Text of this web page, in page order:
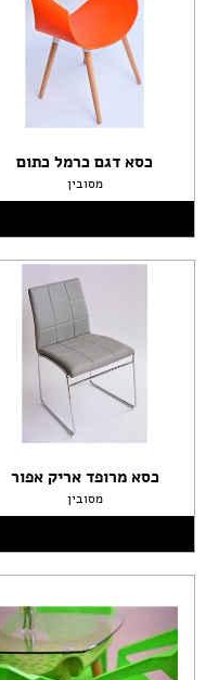
כסא דגם כרמל כתום
מסובין
כסא מרופד אריק אפור
מסובין